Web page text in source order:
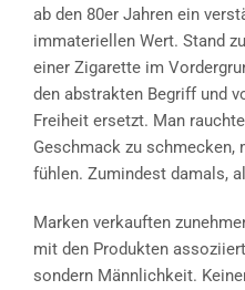
ab den 80er Jahren ein
immateriellen Wert. Stand
einer Zigarette im
den abstrakten Begriff und
Freiheit ersetzt. Man
Geschmack zu schmecken,
fühlen. Zumindest damals,
Marken verkauften
mit den Produkten
sondern Männlichkeit.